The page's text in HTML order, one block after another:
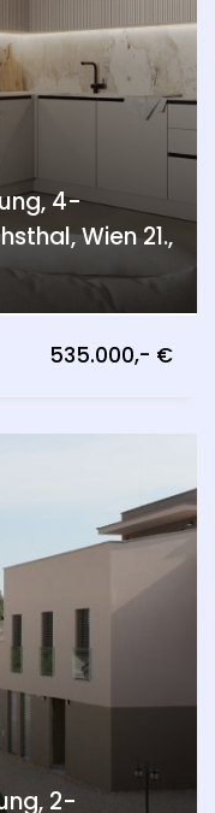
4-
Wien 21.,
535.000,- €
2-